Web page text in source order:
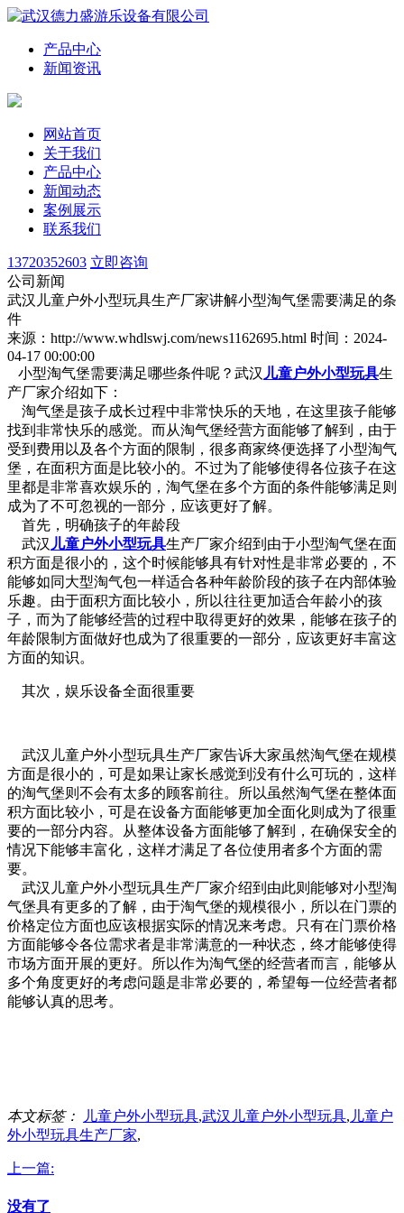
产品中心
新闻资讯
网站首页
关于我们
产品中心
新闻动态
案例展示
联系我们
13720352603 立即咨询
公司新闻
武汉儿童户外小型玩具生产厂家讲解小型淘气堡需要满足的条
件
来源：http://www.whdlswj.com/news1162695.html 时间：2024-
04-17 00:00:00
小型淘气堡需要满足哪些条件呢？武汉 儿童户外小型玩具生
产厂家介绍如下：
淘气堡是孩子成长过程中非常快乐的天地，在这里孩子能够
找到非常快乐的感觉。而从淘气堡经营方面能够了解到，由于
受到费用以及各个方面的限制，很多商家终便选择了小型淘气
堡，在面积方面是比较小的。不过为了能够使得各位孩子在这
里都是非常喜欢娱乐的，淘气堡在多个方面的条件能够满足则
成为了不可忽视的一部分，应该更好了解。
首先，明确孩子的年龄段
武汉 儿童户外小型玩具生产厂家介绍到由于小型淘气堡在面
积方面是很小的，这个时候能够具有针对性是非常必要的，不
能够如同大型淘气包一样适合各种年龄阶段的孩子在内部体验
乐趣。由于面积方面比较小，所以往往更加适合年龄小的孩
子，而为了能够经营的过程中取得更好的效果，能够在孩子的
年龄限制方面做好也成为了很重要的一部分，应该更好丰富这
方面的知识。
其次，娱乐设备全面很重要
武汉儿童户外小型玩具生产厂家告诉大家虽然淘气堡在规模
方面是很小的，可是如果让家长感觉到没有什么可玩的，这样
的淘气堡则不会有太多的顾客前往。所以虽然淘气堡在整体面
积方面比较小，可是在设备方面能够更加全面化则成为了很重
要的一部分内容。从整体设备方面能够了解到，在确保安全的
情况下能够丰富化，这样才满足了各位使用者多个方面的需
要。
武汉儿童户外小型玩具生产厂家介绍到由此则能够对小型淘
气堡具有更多的了解，由于淘气堡的规模很小，所以在门票的
价格定位方面也应该根据实际的情况来考虑。只有在门票价格
方面能够令各位需求者是非常满意的一种状态，终才能够使得
市场方面开展的更好。所以作为淘气堡的经营者而言，能够从
多个角度更好的考虑问题是非常必要的，希望每一位经营者都
能够认真的思考。
本文标签： 儿童户外小型玩具,武汉儿童户外小型玩具, 儿童户
外小型玩具生产厂家,
上一篇:
没有了